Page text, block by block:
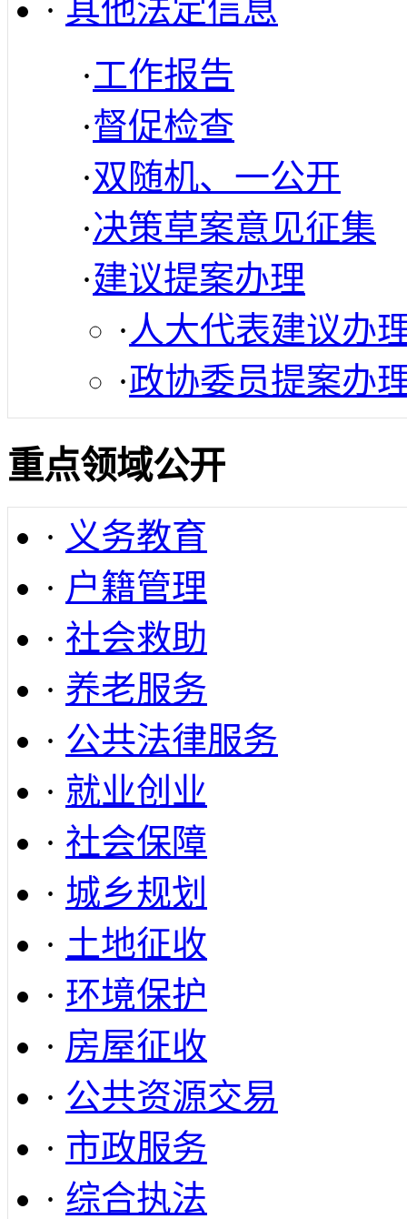
· 其他法定信息
·工作报告
·督促检查
·双随机、一公开
·决策草案意见征集
·建议提案办理
· 人大代表建议办
·政协委员提案办
重点领域公开
· 义务教育
· 户籍管理
· 社会救助
· 养老服务
· 公共法律服务
· 就业创业
· 社会保障
· 城乡规划
· 土地征收
· 环境保护
· 房屋征收
· 公共资源交易
· 市政服务
· 综合执法